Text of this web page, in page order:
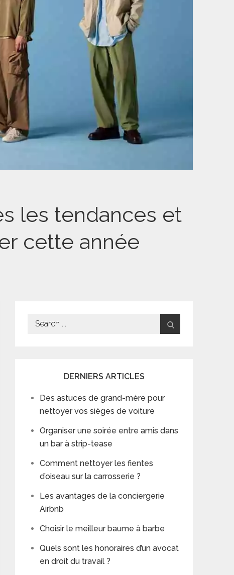
les tendances et
cette année
Search
DERNIERS ARTICLES
Des astuces de grand-mère pour
nettoyer vos sièges de voiture
Organiser une soirée entre amis dans
un bar à strip-tease
Comment nettoyer les fientes
d’oiseau sur la carrosserie ?
Les avantages de la conciergerie
Airbnb
Choisir le meilleur baume à barbe
Quels sont les honoraires d’un avocat
en droit du travail ?